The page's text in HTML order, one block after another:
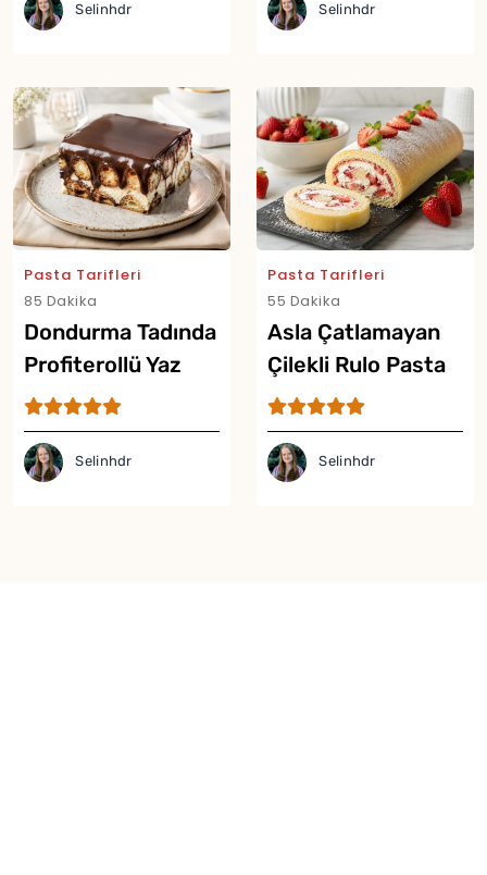
Selinhdr Selinhdr
Pasta Tarifleri
85 Dakika
Dondurma Tadında
Profiterollü Yaz
Pastası Tarifi
Selinhdr
Pasta Tarifleri
55 Dakika
Asla Çatlamayan
Çilekli Rulo Pasta
Tarifi
Selinhdr